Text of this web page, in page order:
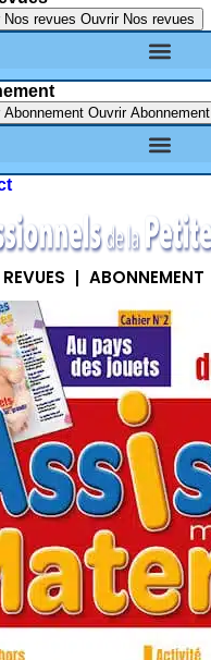
Nos revues Ouvrir Nos revues
Abonnement Ouvrir Abonnement
ABONNEMENT